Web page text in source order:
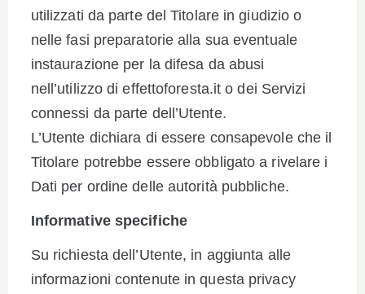
utilizzati da parte del Titolare in giudizio o
nelle fasi preparatorie alla sua eventuale
instaurazione per la difesa da abusi
nell’utilizzo di effettoforesta.it o dei Servizi
connessi da parte dell’Utente.
L’Utente dichiara di essere consapevole che il
Titolare potrebbe essere obbligato a rivelare i
Dati per ordine delle autorità pubbliche.
Informative specifiche
Su richiesta dell’Utente, in aggiunta alle
informazioni contenute in questa privacy